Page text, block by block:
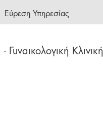
Γυναικολογική Κλινική
Εύρεση Υπηρεσίας